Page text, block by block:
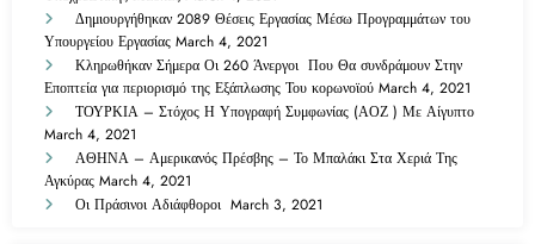
Δημιουργήθηκαν 2089 Θέσεις Εργασίας Μέσω Προγραμμάτων του
Υπουργείου Εργασίας March 4, 2021
Κληρωθήκαν Σήμερα Οι 260 Άνεργοι Που Θα συνδράμουν Στην
Εποπτεία για περιορισμό της Εξάπλωσης Του κορωνοϊού March 4, 2021
ΤΟΥΡΚΙΑ – Στόχος Η Υπογραφή Συμφωνίας (ΑΟΖ ) Με Αίγυπτο
March 4, 2021
ΑΘΗΝΑ – Αμερικανός Πρέσβης – Το Μπαλάκι Στα Χεριά Της
Αγκύρας March 4, 2021
Οι Πράσινοι Αδιάφθοροι March 3, 2021